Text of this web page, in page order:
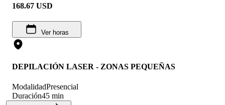
168.67 USD
Ver horas
DEPILACIÓN LASER - ZONAS PEQUEÑAS
ModalidadPresencial
Duración45 min